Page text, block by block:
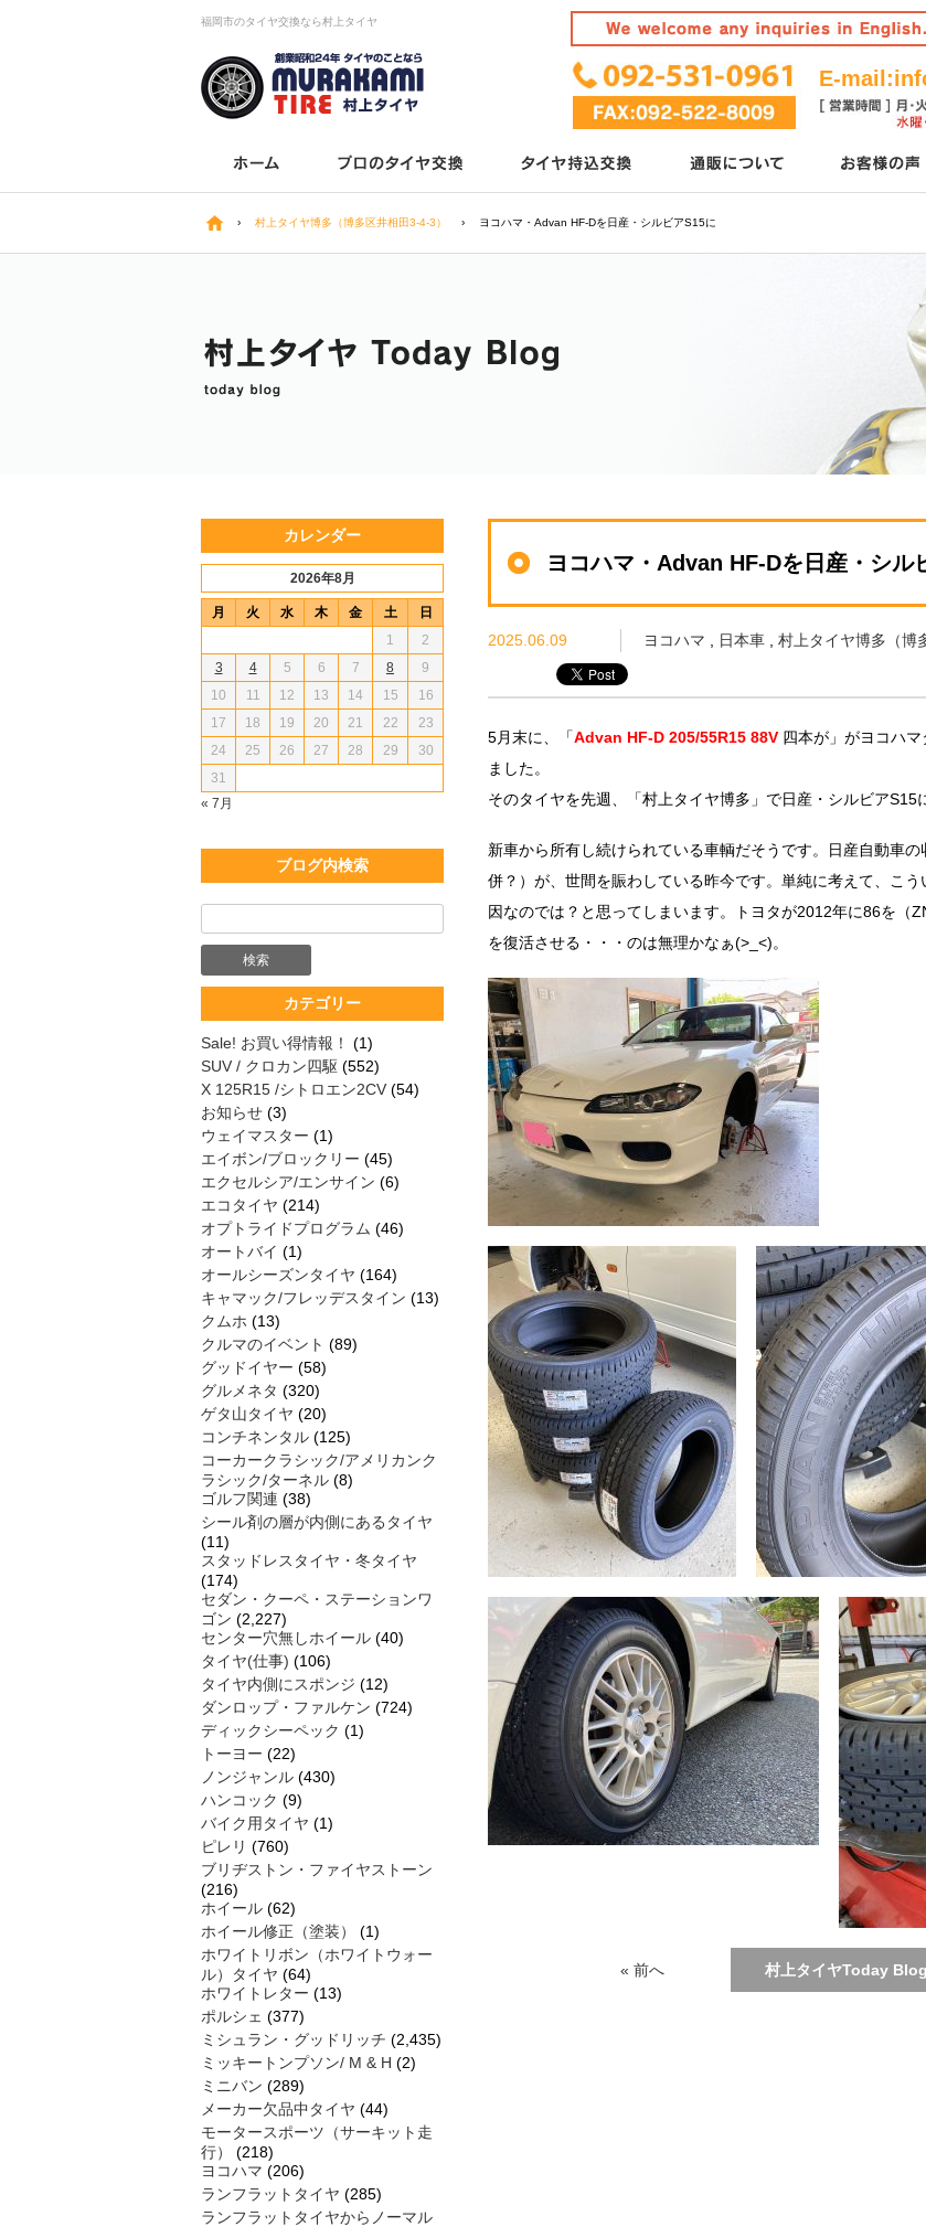
福岡市のタイヤ交換なら村上タイヤ
E-mail:
› 村上タイヤ博多（博多区井相田3-4-3） › ヨコハマ・Advan HF-Dを日産・シルビアS15に
ヨコハマ・Advan HF-Dを日産・シル
2025.06.09 ヨコハマ 日本車 村上タイヤ博多（博
5月末に、「Advan HF-D 205/55R15 88V 四本が」がヨコハ
ました。
そのタイヤを先週、「村上タイヤ博多」で日産・シルビアS15
新車から所有し続けられている車輌だそうです。日産自動車
併？）が、世間を賑わしている昨今です。単純に考えて、こ
因なのでは？と思ってしまいます。トヨタが2012年に86を（
を復活させる・・・のは無理かなぁ(>_<)。
« 前へ 村上タイヤToday
カレンダー
2026年8月
月 火 水 木 金 土 日
« 7月
1
2
3
4 5 6 7 8
9
10
11 12 13 14 15
16
17
18 19 20 21 22
23
24
25 26 27 28 29
30
31
ブログ内検索
カテゴリー
Sale! お買い得情報！
(1)
SUV / クロカン四駆 (552)
X 125R15 /シトロエン2CV (54)
お知らせ (3)
ウェイマスター (1)
エイボン/ブロックリー (45)
エクセルシア/エンサイン (6)
エコタイヤ (214)
オプトライドプログラム (46)
オートバイ (1)
オールシーズンタイヤ (164)
キャマック/フレッデスタイン (13)
クムホ (13)
クルマのイベント (89)
グッドイヤー (58)
グルメネタ (320)
ゲタ山タイヤ (20)
コンチネンタル (125)
コーカークラシック/アメリカンク
ラシック/ターネル (8)
ゴルフ関連 (38)
シール剤の層が内側にあるタイヤ
(11)
スタッドレスタイヤ・冬タイヤ
(174)
セダン・クーペ・ステーションワ
ゴン (2,227)
センター穴無しホイール (40)
タイヤ(仕事) (106)
タイヤ内側にスポンジ (12)
ダンロップ・ファルケン (724)
ディックシーペック (1)
トーヨー (22)
ノンジャンル (430)
ハンコック (9)
バイク用タイヤ (1)
ピレリ (760)
ブリヂストン・ファイヤストーン
(216)
ホイール (62)
ホイール修正（塗装）
(1)
ホワイトリボン（ホワイトウォー
ル）タイヤ (64)
ホワイトレター (13)
ポルシェ (377)
ミシュラン・グッドリッチ (2,435)
ミッキートンプソン/ M & H (2)
ミニバン (289)
メーカー欠品中タイヤ (44)
モータースポーツ（サーキット走
行）
(218)
ヨコハマ (206)
ランフラットタイヤ (285)
ランフラットタイヤからノーマル